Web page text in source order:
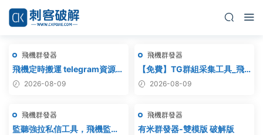
飛機群發器
飛機定時搬運 telegram資源搬
運 TG頻道搬運 電報頻道克隆
2026-08-09
飛機群發器
【免費】TG群組采集工具_飛
機群組采集軟件_電報群組采集
2026-08-09
飛機群發器
監聽強拉私信工具，飛機監
飛機群發器
有米群發器-雙模版 破解版